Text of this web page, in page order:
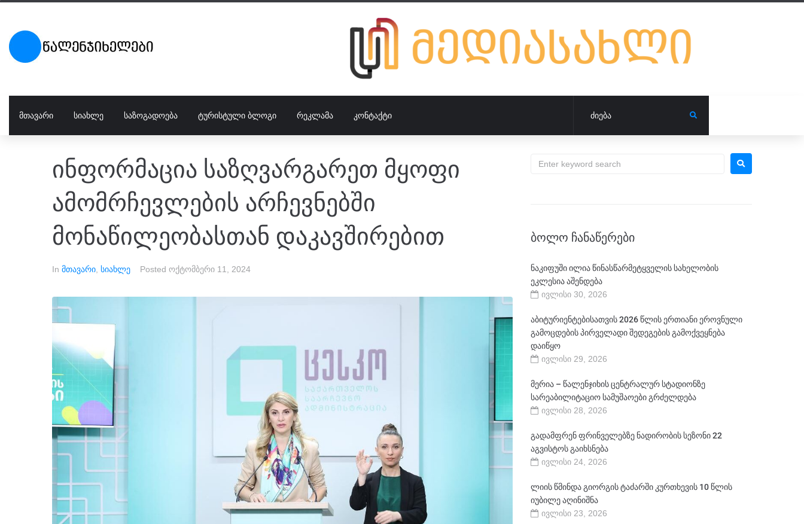
ᲛᲗᲐᲕᲐᲠᲘ ᲡᲘᲐᲮᲚᲔ ᲡᲐᲖᲝᲒᲐᲓᲝᲔᲑᲐ ᲢᲣᲠᲘᲡᲢᲣᲚᲘ ᲑᲚᲝᲒᲘ ᲠᲔᲙᲚᲐᲛᲐ ᲙᲝᲜᲢᲐᲥᲢᲘ
ინფორმაცია საზღვარგარეთ მყოფი
ამომრჩევლების არჩევნებში
მონაწილეობასთან დაკავშირებით
In მთავარი სიახლე Posted ოქტომბერი 11, 2024
ᲑᲝᲚᲝ ᲩᲐᲜᲐᲬᲔᲠᲔᲑᲘ
ნაკიფუში ილია წინასწარმეტყველის სახელობის
ეკლესია აშენდება
ივლისი 30, 2026
აბიტურიენტებისათვის 2026 წლის ერთიანი ეროვნული
გამოცდების პირველადი შედეგების გამოქვეყნება
დაიწყო
ივლისი 29, 2026
მერია – წალენჯიხის ცენტრალურ სტადიონზე
სარეაბილიტაციო სამუშაოები გრძელდება
ივლისი 28, 2026
გადამფრენ ფრინველებზე ნადირობის სეზონი 22
აგვისტოს გაიხსნება
ივლისი 24, 2026
ლიის წმინდა გიორგის ტაძარში კურთხევის 10 წლის
იუბილე აღინიშნა
ივლისი 23, 2026